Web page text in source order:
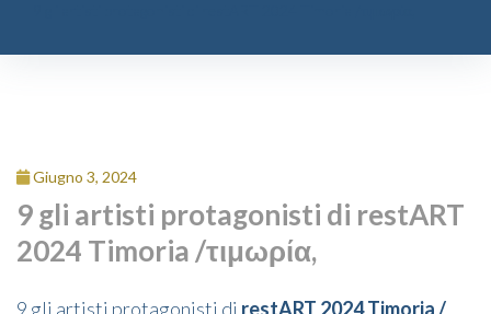
Comunicazione
Contatti
Giugno 3, 2024
9 gli artisti protagonisti di restART
2024 Timoria /τιμωρία,
9 gli artisti protagonisti di restART 2024 Timoria /